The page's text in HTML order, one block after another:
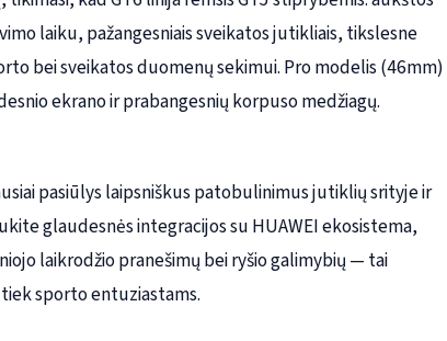
laiku, pažangesniais sveikatos jutikliais, tikslesne
bei sveikatos duomenų sekimui. Pro modelis (46mm)
ekrano ir prabangesnių korpuso medžiagų.
pasiūlys laipsniškus patobulinimus jutiklių srityje ir
glaudesnės integracijos su HUAWEI ekosistema,
laikrodžio pranešimų bei ryšio galimybių — tai
sporto entuziastams.